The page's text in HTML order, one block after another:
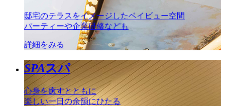
邸宅のテラスをイメージしたベイビュー空間
パーティーや企業研修なども
詳細をみる
SPAスパ
心身を癒すとともに
楽しい一日の余韻にひたる